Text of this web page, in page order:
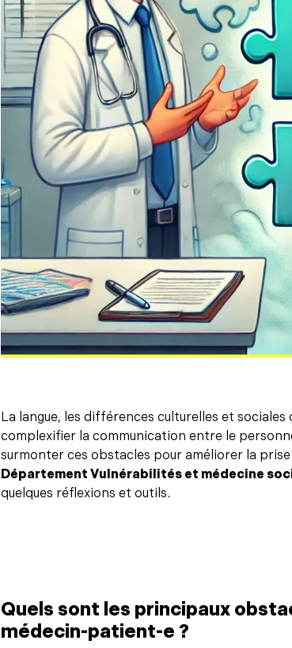
La langue, les différences culturelles et sociales
complexifier la communication entre le
surmonter ces obstacles pour améliorer la prise
Département Vulnérabilités et médecine
quelques réflexions et outils.
Quels sont les principaux
médecin-patient-e ?